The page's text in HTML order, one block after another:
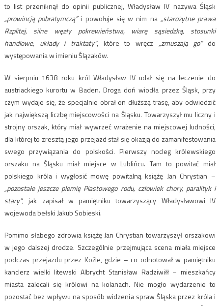
to list przeniknął do opinii publicznej, Władysław IV nazywa Śląsk
„prowincją pobratymczą”i powołuje się w nim na „starożytne prawa
Rzplitej, silne węzły pokrewieństwa, wiarę sąsiedzką, stosunki
handlowe, układy i traktaty”, które to wręcz „zmuszają go”do
występowania w imieniu Ślązaków.
W sierpniu 1638 roku król Władysław IV udał się na leczenie do
austriackiego kurortu w Baden. Droga doń wiodła przez Śląsk, przy
czym wydaje się, że specjalnie obrał on dłuższą trasę, aby odwiedzić
jak największą liczbę miejscowości na Śląsku. Towarzyszył mu liczny i
strojny orszak, który miał wywrzeć wrażenie na miejscowej ludności,
dla której to zresztą jego przejazd stał się okazją do zamanifestowania
swego przywiązania do polskości. Pierwszy nocleg królewskiego
orszaku na Śląsku miał miejsce w Lublińcu. Tam to powitać miał
polskiego króla i wygłosić mowę powitalną książę Jan Chrystian –
„pozostałe jeszcze plemię Piastowego rodu, człowiek chory, paralityk i
stary”, jak zapisał w pamiętniku towarzyszący Władysławowi IV
wojewoda bełski Jakub Sobieski.
Pomimo słabego zdrowia książę Jan Chrystian towarzyszył orszakowi
w jego dalszej drodze. Szczególnie przejmująca scena miała miejsce
podczas przejazdu przez Koźle, gdzie – co odnotował w pamiętniku
kanclerz wielki litewski Albrycht Stanisław Radziwiłł – mieszkańcy
miasta zalecali się królowi na kolanach. Nie mogło wydarzenie to
pozostać bez wpływu na sposób widzenia spraw Śląska przez króla i